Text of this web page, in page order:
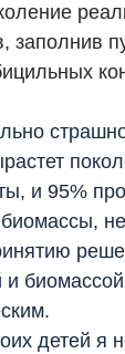
заполнив
и 95%
детей я